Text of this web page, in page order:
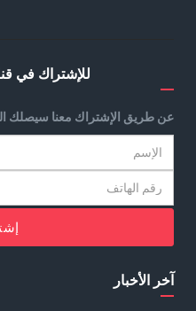
للإشتراك في
عن طريق الإشتراك معنا سيصلك
آخر الأخبار